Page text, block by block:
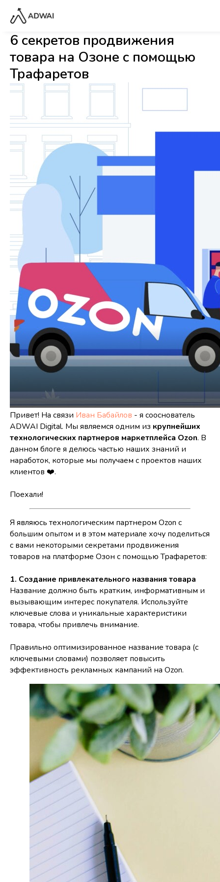
6 секретов продвижения
товара на Озоне с помощью
Трафаретов
Привет! На связи Иван Бабайлов - я сооснователь
ADWAI Digital. Мы являемся одним из крупнейших
технологических партнеров маркетплейса Ozon. В
данном блоге я делюсь частью наших знаний и
наработок, которые мы получаем с проектов наших
клиентов ❤️.
Поехали!
Я являюсь технологическим партнером Ozon с
большим опытом и в этом материале хочу поделиться
с вами некоторыми секретами продвижения
товаров на платформе Озон с помощью Трафаретов:
1. Создание привлекательного названия товара
Название должно быть кратким, информативным и
вызывающим интерес покупателя. Используйте
ключевые слова и уникальные характеристики
товара, чтобы привлечь внимание.
Правильно оптимизированное название товара (с
ключевыми словами) позволяет повысить
эффективность рекламных кампаний на Ozon.